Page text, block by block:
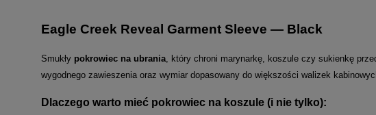
Eagle Creek Reveal Garment Sleeve — Black
Smukły pokrowiec na ubrania, który chroni marynarkę, koszule czy sukienkę
wygodnego zawieszenia oraz wymiar dopasowany do większości walizek
Dlaczego warto mieć pokrowiec na koszule (i nie tylko):